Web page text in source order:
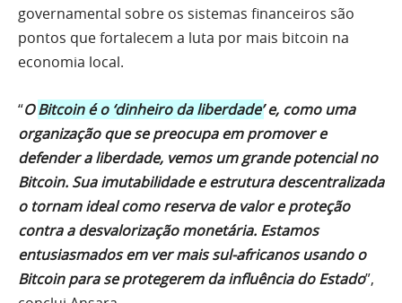
governamental sobre os sistemas financeiros são
pontos que fortalecem a luta por mais bitcoin na
economia local.
“OBitcoin é o ‘dinheiro da liberdade’e, como uma
organização que se preocupa em promover e
defender a liberdade, vemos um grande potencial no
Bitcoin. Sua imutabilidade e estrutura descentralizada
o tornam ideal como reserva de valor e proteção
contra a desvalorização monetária. Estamos
entusiasmados em ver mais sul-africanos usando o
Bitcoin para se protegerem da influência do Estado”,